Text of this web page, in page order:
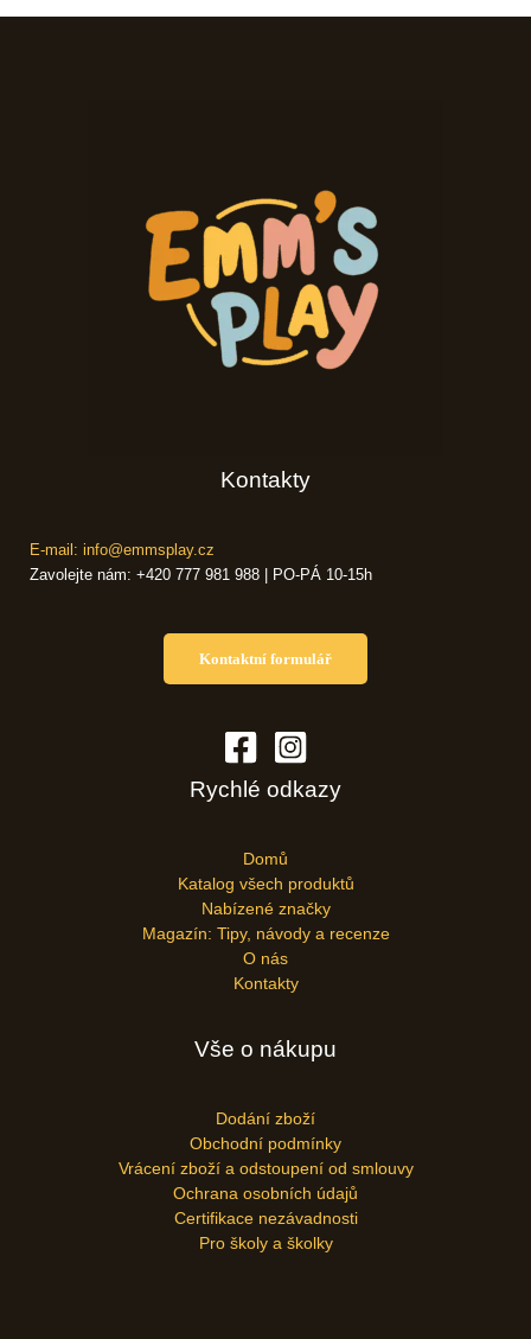
Kontakty
E-mail: info@emmsplay.cz
Zavolejte nám: +420 777 981 988 | PO-PÁ 10-15h
Kontaktní formulář
Rychlé odkazy
Domů
Katalog všech produktů
Nabízené značky
Magazín: Tipy, návody a recenze
O nás
Kontakty
Vše o nákupu
Dodání zboží
Obchodní podmínky
Vrácení zboží a odstoupení od smlouvy
Ochrana osobních údajů
Certifikace nezávadnosti
Pro školy a školky